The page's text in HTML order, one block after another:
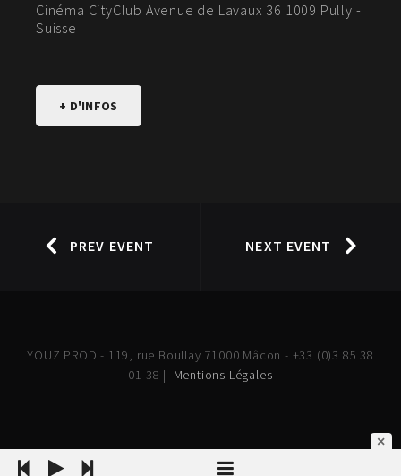
Cinéma CityClub Avenue de Lavaux 36 1009 Pully -
Suisse
+ D'INFOS
PREV EVENT NEXT EVENT
YOUZ PROD - 119, rue Boullay 71000 Mâcon - +33 (0)3 85 38
01 38 | Mentions Légales